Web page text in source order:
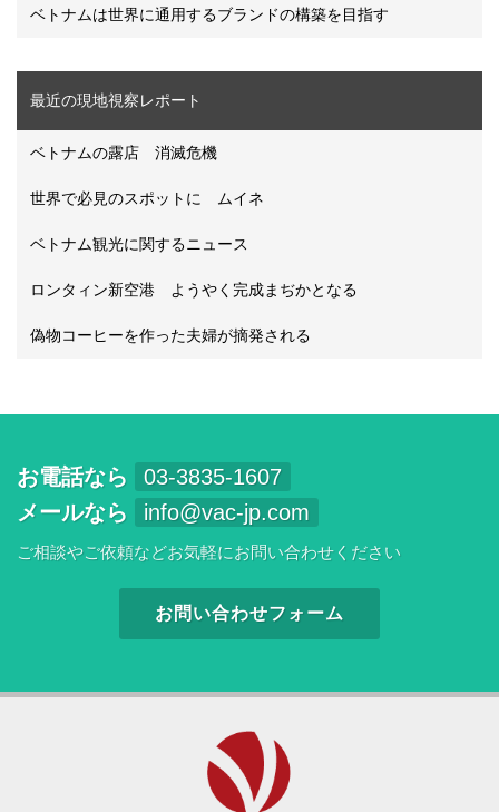
ベトナムは世界に通用するブランドの構築を目指す
最近の現地視察レポート
ベトナムの露店 消滅危機
世界で必見のスポットに ムイネ
ベトナム観光に関するニュース
ロンタィン新空港 ようやく完成まぢかとなる
偽物コーヒーを作った夫婦が摘発される
お電話なら
03-3835-1607
メールなら
info@vac-jp.com
ご相談やご依頼などお気軽にお問い合わせください
お問い合わせフォーム